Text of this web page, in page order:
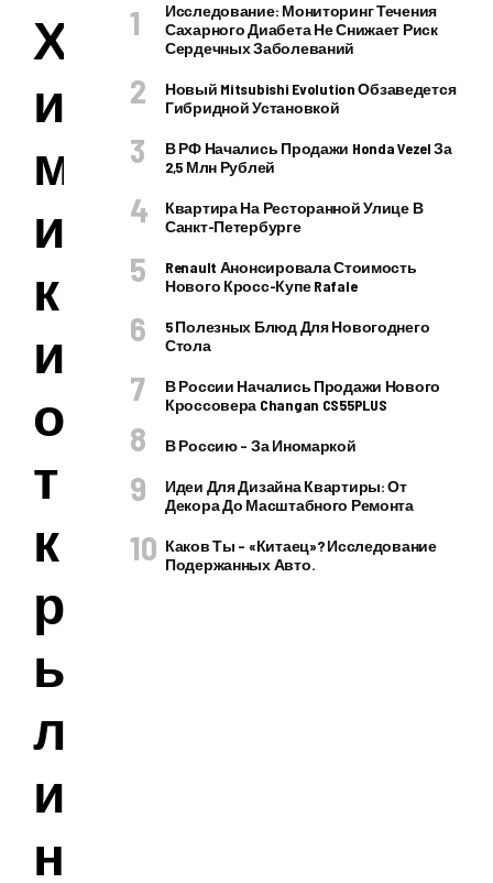
Х
и
м
и
к
и
о
т
к
р
ы
л
и
н
Исследование: Мониторинг Течения
Сахарного Диабета Не Снижает Риск
Сердечных Заболеваний
Новый Mitsubishi Evolution Обзаведется
Гибридной Установкой
В РФ Начались Продажи Honda Vezel За
2,5 Млн Рублей
Квартира На Ресторанной Улице В
Санкт-Петербурге
Renault Анонсировала Стоимость
Нового Кросс-Купе Rafale
5 Полезных Блюд Для Новогоднего
Стола
В России Начались Продажи Нового
Кроссовера Changan CS55PLUS
В Россию – За Иномаркой
Идеи Для Дизайна Квартиры: От
Декора До Масштабного Ремонта
Каков Ты – «китаец»? Исследование
Подержанных Авто.